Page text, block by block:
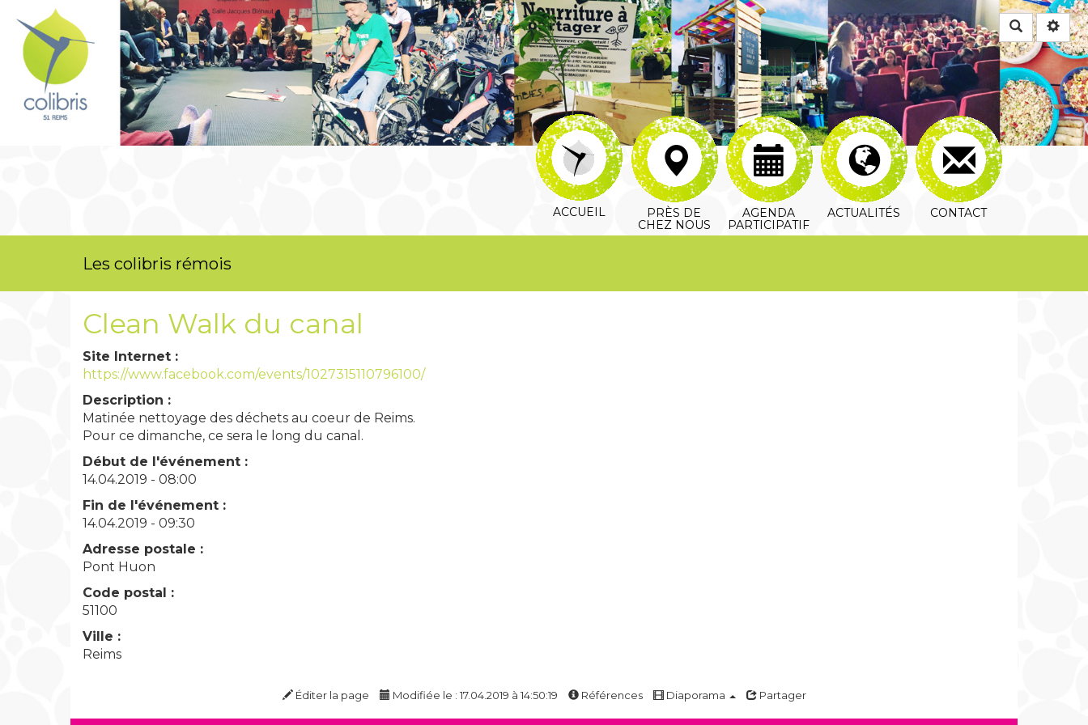
Rechercher
Les colibris rémois
ACCUEIL
PRÈS DE
CHEZ NOUS
AGENDA
PARTICIPATIF
ACTUALITÉS CONTACT
Clean Walk du canal
Site Internet :
https://www.facebook.com/events/1027315110796100/
Description :
Matinée nettoyage des déchets au coeur de Reims.
Pour ce dimanche, ce sera le long du canal.
Début de l'événement :
14.04.2019 - 08:00
Fin de l'événement :
14.04.2019 - 09:30
Adresse postale :
Pont Huon
Code postal :
51100
Ville :
Reims
Éditer la page Modifiée le : 17.04.2019 à 14:50:19 Références Diaporama Partager